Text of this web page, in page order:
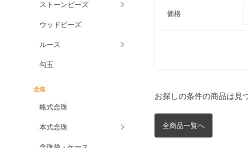
ストーンビーズ
ウッドビーズ
ルース
勾玉
念珠
略式念珠
本式念珠
価格
お探しの条件の商品は見
全商品一覧へ